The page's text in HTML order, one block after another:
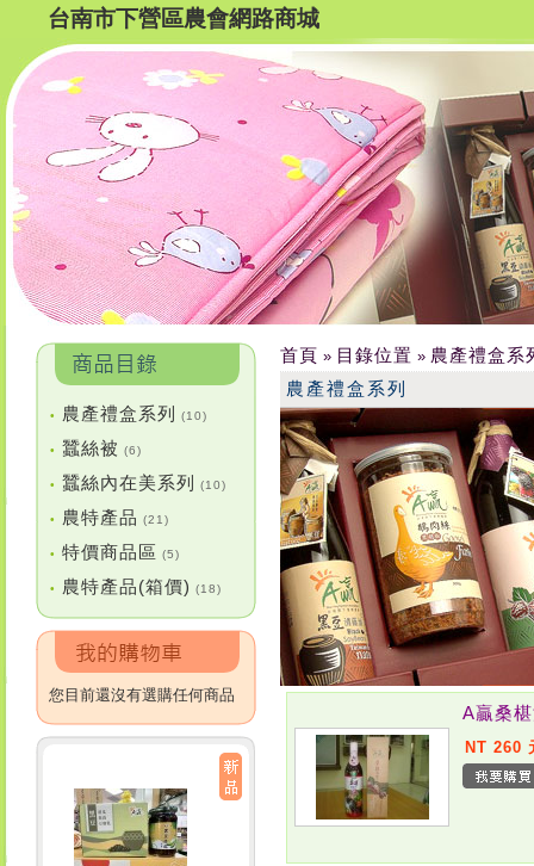
台南市下營區農會網路商城
• 農產禮盒系列 (10)
• 蠶絲被 (6)
• 蠶絲內在美系列 (10)
• 農特產品 (21)
• 特價商品區 (5)
• 農特產品(箱價) (18)
您目前還沒有選購任何商品
首頁 » 目錄位置 » 農產禮盒系
農產禮盒系列
A贏桑
NT 260